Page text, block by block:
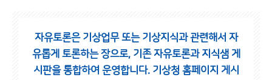
자유토론은 기상업무 또는 기상지식과 관련해서 자
유롭게 토론하는 장으로, 기존 자유토론과 지식샘 게
시판을 통합하여 운영합니다. 기상청 홈페이지 게시